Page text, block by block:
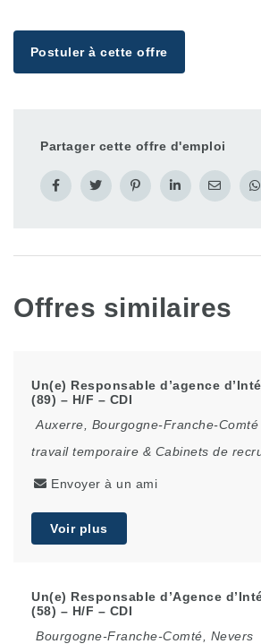
Postuler à cette offre
Partager cette offre d'emploi
Offres similaires
Un(e) Responsable d’agence
(89) – H/F – CDI
Auxerre
Bourgogne-Franche-Comté
travail temporaire & Cabinets de
Envoyer à un ami
Voir plus
Un(e) Responsable d’Agence
(58) – H/F – CDI
Bourgogne-Franche-Comté
Nevers